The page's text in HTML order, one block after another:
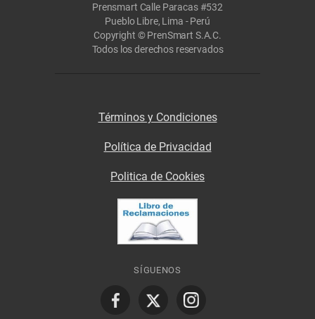
Prensmart Calle Paracas #532
Pueblo Libre, Lima - Perú
Copyright © PrenSmart S.A.C.
Todos los derechos reservados
Términos y Condiciones
Política de Privacidad
Politica de Cookies
SÍGUENOS